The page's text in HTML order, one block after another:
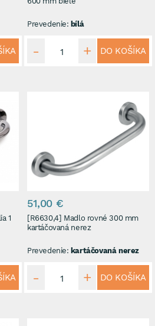
Prevedenie: bílá
DO KOŠÍKA
51,00 €
[R6630,4] Madlo rovné 300 mm
kartáčovaná nerez
Prevedenie: kartáčovaná nerez
DO KOŠÍKA